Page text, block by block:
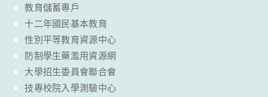
教育儲蓄專戶
十二年國民基本教育
性別平等教育資源中心
防制學生藥濫用資源網
大學招生委員會聯合會
技專校院入學測驗中心